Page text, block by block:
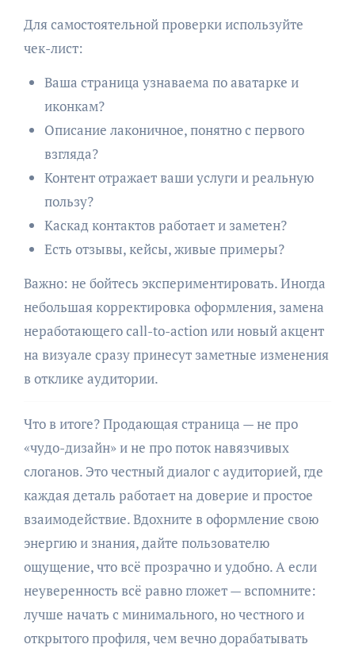
Для самостоятельной проверки используйте
чек-лист:
Ваша страница узнаваема по аватарке и
иконкам?
Описание лаконичное, понятно с первого
взгляда?
Контент отражает ваши услуги и реальную
пользу?
Каскад контактов работает и заметен?
Есть отзывы, кейсы, живые примеры?
Важно: не бойтесь экспериментировать. Иногда
небольшая корректировка оформления, замена
неработающего call-to-action или новый акцент
на визуале сразу принесут заметные изменения
в отклике аудитории.
Что в итоге? Продающая страница — не про
«чудо-дизайн» и не про поток навязчивых
слоганов. Это честный диалог с аудиторией, где
каждая деталь работает на доверие и простое
взаимодействие. Вдохните в оформление свою
энергию и знания, дайте пользователю
ощущение, что всё прозрачно и удобно. А если
неуверенность всё равно гложет — вспомните:
лучше начать с минимального, но честного и
открытого профиля, чем вечно дорабатывать